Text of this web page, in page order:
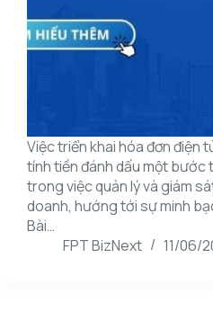
Việc triển khai hóa đơn điện
tính tiền đánh dấu một bước
trong việc quản lý và giám
doanh, hướng tới sự minh
Bài…
FPT BizNext
11/06/